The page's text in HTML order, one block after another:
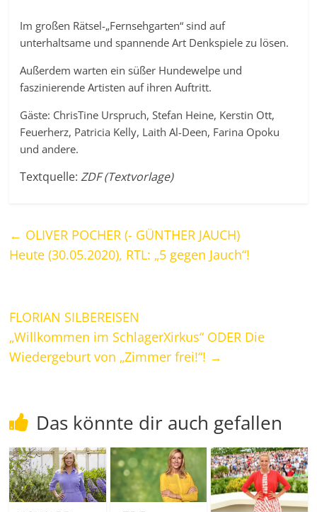
Im großen Rätsel-„Fernsehgarten“ sind auf
unterhaltsame und spannende Art Denkspiele zu lösen.
Außerdem warten ein süßer Hundewelpe und
faszinierende Artisten auf ihren Auftritt.
Gäste: ChrisTine Urspruch, Stefan Heine, Kerstin Ott,
Feuerherz, Patricia Kelly, Laith Al-Deen, Farina Opoku
und andere.
Textquelle:ZDF (Textvorlage)
← OLIVER POCHER (- GÜNTHER JAUCH)
Heute (30.05.2020), RTL: „5 gegen Jauch“!
FLORIAN SILBEREISEN
„Willkommen im SchlagerXirkus“ ODER Die
Wiedergeburt von „Zimmer frei!“! →
Das könnte dir auch gefallen